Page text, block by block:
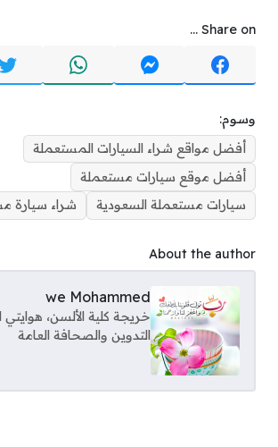
Share on ...
وسوم:
أفضل مواقع شراء السيارات المستعملة
أفضل موقع سيارات مستعملة
سيارات مستعملة السعودية
شراء سيارة
About the author
we Mohammed
خريجة كلية الألسن،
التدوين والصحافة العامة